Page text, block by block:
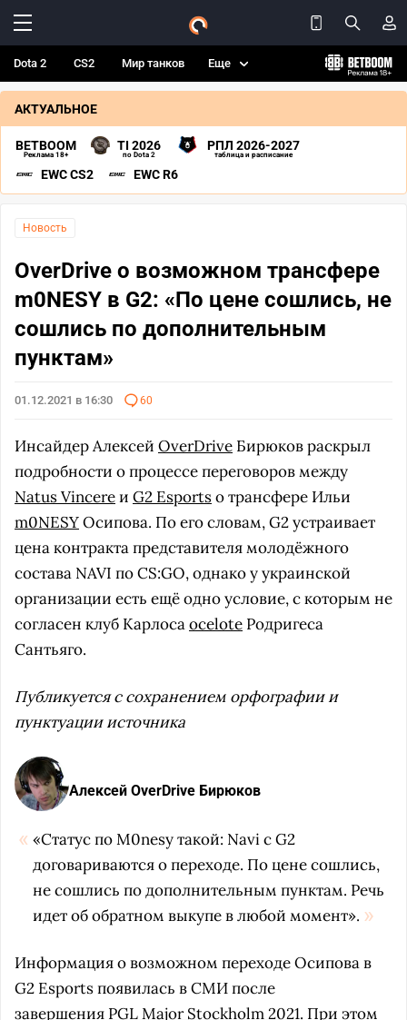
Dota 2 CS2 Мир танков Еще
АКТУАЛЬНОЕ
BETBOOM
Реклама 18+
TI 2026
по Dota 2
РПЛ 2026-2027
таблица и расписание
EWC CS2 EWC R6
Новость
OverDrive о возможном трансфере
m0NESY в G2: «По цене сошлись, не
сошлись по дополнительным
пунктам»
01.12.2021 в 16:30 60
Инсайдер Алексей OverDrive Бирюков раскрыл
подробности о процессе переговоров между
Natus Vincereи G2 Esportsо трансфере Ильи
m0NESYОсипова. По его словам, G2 устраивает
цена контракта представителя молодёжного
состава NAVI по CS:GO, однако у украинской
организации есть ещё одно условие, с которым не
согласен клуб Карлосаocelote Родригеса
Сантьяго.
Публикуется с сохранением орфографии и
пунктуации источника
Алексей OverDrive Бирюков
«Статус по M0nesy такой: Navi с G2
договариваются о переходе. По цене сошлись,
не сошлись по дополнительным пунктам. Речь
идет об обратном выкупе в любой момент».
Информация о возможном переходе Осипова в
G2 Esports появилась в СМИ после
завершения PGL Major Stockholm 2021. При этом